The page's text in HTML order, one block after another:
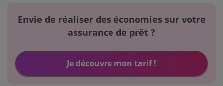
Envie de réaliser des économies sur votre
assurance de prêt ?
Je découvre mon tarif !